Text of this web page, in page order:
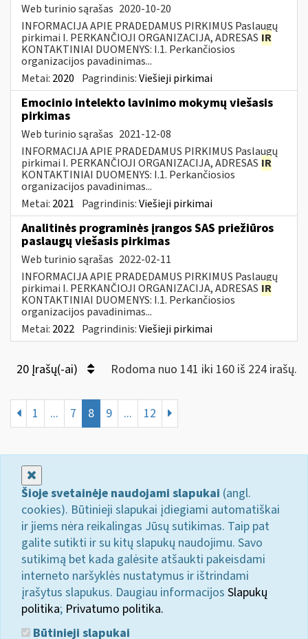
Web turinio sąrašas 2020-10-20
INFORMACIJA APIE PRADEDAMUS PIRKIMUS Paslaugų
pirkimai I. PERKANČIOJI ORGANIZACIJA, ADRESAS IR
KONTAKTINIAI DUOMENYS: I.1. Perkančiosios
organizacijos pavadinimas...
Metai: 2020 Pagrindinis:Viešieji pirkimai
Emocinio intelekto lavinimo mokymų viešasis
pirkimas
Web turinio sąrašas 2021-12-08
INFORMACIJA APIE PRADEDAMUS PIRKIMUS Paslaugų
pirkimai I. PERKANČIOJI ORGANIZACIJA, ADRESAS IR
KONTAKTINIAI DUOMENYS: I.1. Perkančiosios
organizacijos pavadinimas...
Metai: 2021 Pagrindinis:Viešieji pirkimai
Analitinės programinės įrangos SAS priežiūros
paslaugų viešasis pirkimas
Web turinio sąrašas 2022-02-11
INFORMACIJA APIE PRADEDAMUS PIRKIMUS Paslaugų
pirkimai I. PERKANČIOJI ORGANIZACIJA, ADRESAS IR
KONTAKTINIAI DUOMENYS: I.1. Perkančiosios
organizacijos pavadinimas...
Metai: 2022 Pagrindinis:Viešieji pirkimai
20 Įrašų(-ai) Rodoma nuo 141 iki 160 iš 224 irašų.
1 ... 7 8 9 ... 12
Šioje svetainėje naudojami slapukai (angl.
cookies). Būtinieji slapukai įdiegiami automatiškai
ir jiems nėra reikalingas Jūsų sutikimas. Taip pat
galite sutikti ir su kitų slapukų naudojimu. Savo
sutikimą bet kada galėsite atšaukti pakeisdami
interneto naršyklės nustatymus ir ištrindami
įrašytus slapukus. Daugiau informacijos Slapukų
politika; Privatumo politika.
Būtinieji slapukai